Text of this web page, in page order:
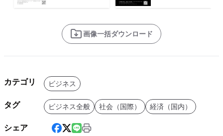
画像一括ダウンロード
カテゴリ ビジネス
タグ ビジネス全般 社会（国際） 経済（国内）
シェア